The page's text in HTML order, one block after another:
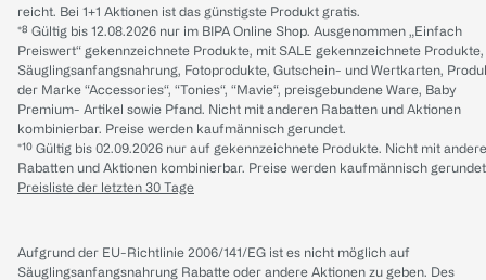
reicht. Bei 1+1 Aktionen ist das günstigste Produkt gratis.
*⁸ Gültig bis 12.08.2026 nur im BIPA Online Shop. Ausgenommen „Einfach
Preiswert“ gekennzeichnete Produkte, mit SALE gekennzeichnete Produkte,
Säuglingsanfangsnahrung, Fotoprodukte, Gutschein- und Wertkarten,
der Marke “Accessories“, “Tonies“, “Mavie“, preisgebundene Ware, Baby
Premium- Artikel sowie Pfand. Nicht mit anderen Rabatten und Aktionen
kombinierbar. Preise werden kaufmännisch gerundet.
*¹⁰ Gültig bis 02.09.2026 nur auf gekennzeichnete Produkte. Nicht mit
Rabatten und Aktionen kombinierbar. Preise werden kaufmännisch
Preisliste der letzten 30 Tage
Aufgrund der EU-Richtlinie 2006/141/EG ist es nicht möglich auf
Säuglingsanfangsnahrung Rabatte oder andere Aktionen zu geben. Des